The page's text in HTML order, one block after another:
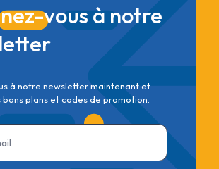
vous à notre
à notre newsletter maintenant et
plans et codes de promotion.